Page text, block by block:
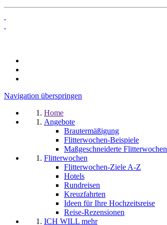
Navigation überspringen
Home
Angebote
Brautermäßigung
Flitterwochen-Beispiele
Maßgeschneiderte Flitterwochen
Flitterwochen
Flitterwochen-Ziele A-Z
Hotels
Rundreisen
Kreuzfahrten
Ideen für Ihre Hochzeitsreise
Reise-Rezensionen
ICH WILL mehr